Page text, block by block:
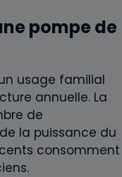
pompe de
usage familial
annuelle. La
de
la puissance du
consomment